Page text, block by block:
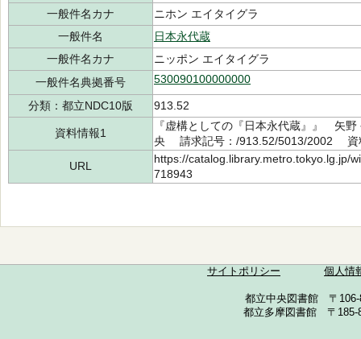
一般件名カナ
ニホン エイタイグラ
一般件名
日本永代蔵
一般件名カナ
ニッポン エイタイグラ
一般件名典拠番号
530090100000000
分類：都立NDC10版 913.52
資料情報1
『虚構としての『日本永代蔵』』 矢
央 請求記号：/913.52/5013/2002 資
URL
https://catalog.library.metro.tokyo.lg.jp/
718943
サイトポリシー 個人情
都立中央図書館 〒
都立多摩図書館 〒185-